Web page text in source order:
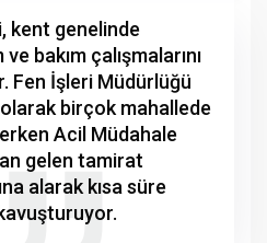
kent genelinde
bakım çalışmalarını
Fen İşleri Müdürlüğü
birçok mahallede
Acil Müdahale
gelen tamirat
alarak kısa süre